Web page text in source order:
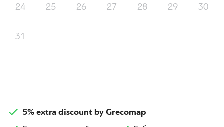
24 25 26 27 28 29 30
31
5% extra discount by Grecomap